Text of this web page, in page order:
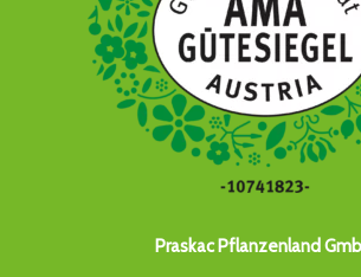
Praskac Pflanzenland